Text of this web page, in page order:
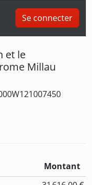
Se connecter
et le
Millau
Montant